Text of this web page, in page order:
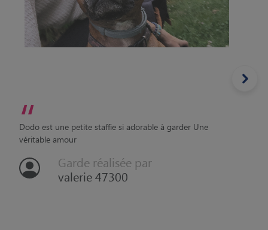
“
Dodo est une petite staffie si adorable à garder Une
véritable amour
Garde réalisée par
valerie 47300